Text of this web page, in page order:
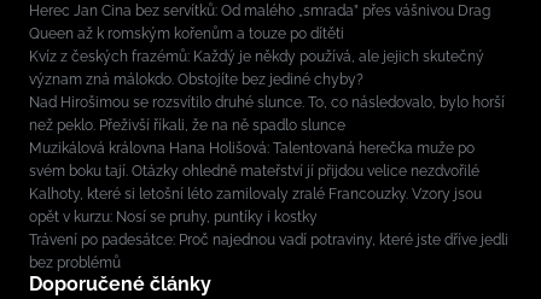
Herec Jan Cina bez servítků: Od malého „smrada” přes vášnivou Drag
Queen až k romským kořenům a touze po dítěti
Kvíz z českých frazémů: Každý je někdy používá, ale jejich skutečný
význam zná málokdo. Obstojíte bez jediné chyby?
Nad Hirošimou se rozsvítilo druhé slunce. To, co následovalo, bylo horší
než peklo. Přeživší říkali, že na ně spadlo slunce
Muzikálová královna Hana Holišová: Talentovaná herečka muže po
svém boku tají. Otázky ohledně mateřství jí přijdou velice nezdvořilé
Kalhoty, které si letošní léto zamilovaly zralé Francouzky. Vzory jsou
opět v kurzu: Nosí se pruhy, puntíky i kostky
Trávení po padesátce: Proč najednou vadí potraviny, které jste dříve jedli
bez problémů
Doporučené články